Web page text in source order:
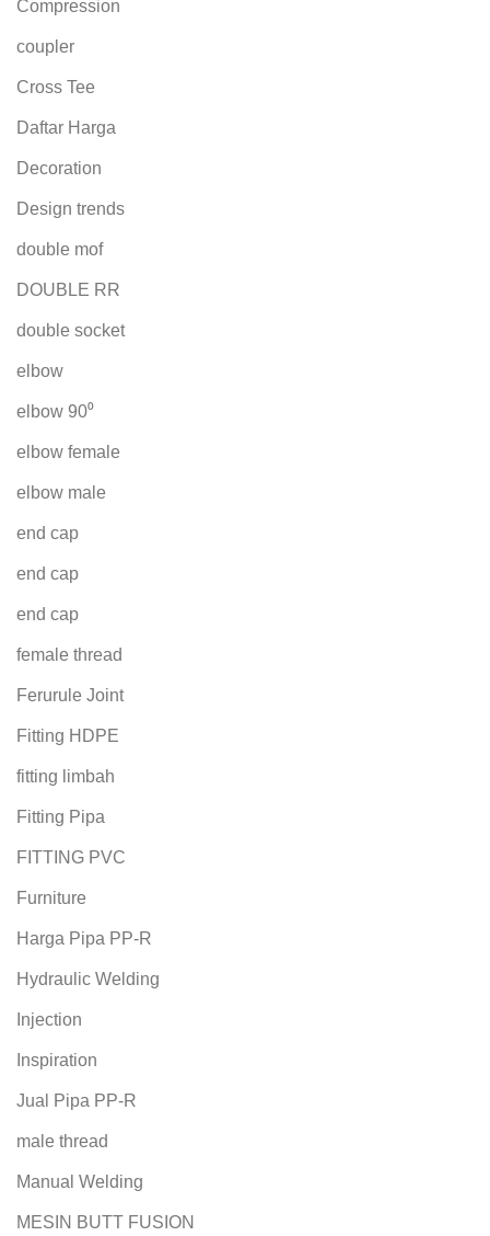
Compression
coupler
Cross Tee
Daftar Harga
Decoration
Design trends
double mof
DOUBLE RR
double socket
elbow
elbow 90⁰
elbow female
elbow male
end cap
end cap
end cap
female thread
Ferurule Joint
Fitting HDPE
fitting limbah
Fitting Pipa
FITTING PVC
Furniture
Harga Pipa PP-R
Hydraulic Welding
Injection
Inspiration
Jual Pipa PP-R
male thread
Manual Welding
MESIN BUTT FUSION